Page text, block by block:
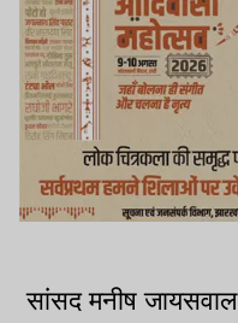
सांसद मनीष जायसवाल